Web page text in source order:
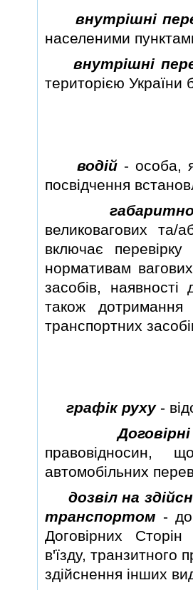
внутрiшнi
населеними
внутрiшнi
територiєю України
водiй - особа,
посвiдчення
великовагових та/
включає перевiрку
нормативам
засобiв,
також
транспортних
графiк руху-
правовiдносин,
автомобiльних
дозвiл на
транспортом -
Договiрних Сторiн
в'їзду, транзитного
здiйснення iнших